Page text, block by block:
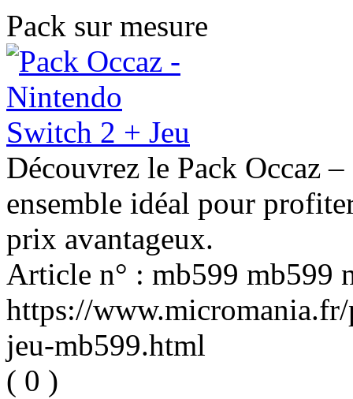
Pack sur mesure
Découvrez le Pack Occaz
ensemble idéal pour
prix avantageux.
Article n° : mb599 mb599
https://
jeu-mb599.html
( 0 )